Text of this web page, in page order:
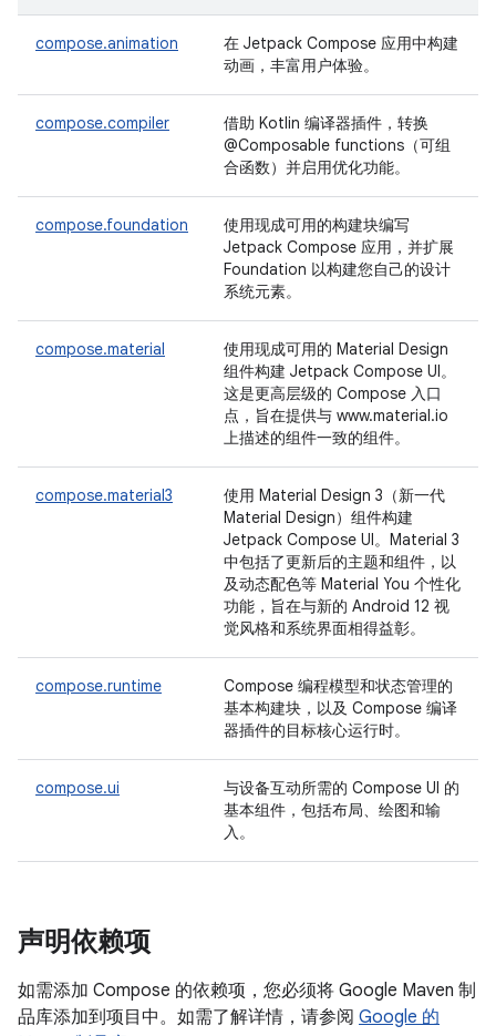
compose.animation
在 Jetpack Compose 应用中构建
动画，丰富用户体验。
compose.compiler
借助 Kotlin 编译器插件，转换
@Composable functions（可组
合函数）并启用优化功能。
compose.foundation
使用现成可用的构建块编写
Jetpack Compose 应用，并扩展
Foundation 以构建您自己的设计
系统元素。
compose.material
使用现成可用的 Material Design
组件构建 Jetpack Compose UI。
这是更高层级的 Compose 入口
点，旨在提供与 www.material.io
上描述的组件一致的组件。
compose.material3
使用 Material Design 3（新一代
Material Design）组件构建
Jetpack Compose UI。Material 3
中包括了更新后的主题和组件，以
及动态配色等 Material You 个性化
功能，旨在与新的 Android 12 视
觉风格和系统界面相得益彰。
compose.runtime
Compose 编程模型和状态管理的
基本构建块，以及 Compose 编译
器插件的目标核心运行时。
compose.ui
与设备互动所需的 Compose UI 的
基本组件，包括布局、绘图和输
入。
声明依赖项
如需添加 Compose 的依赖项，您必须将 Google Maven 制
品库添加到项目中。如需了解详情，请参阅 Google 的